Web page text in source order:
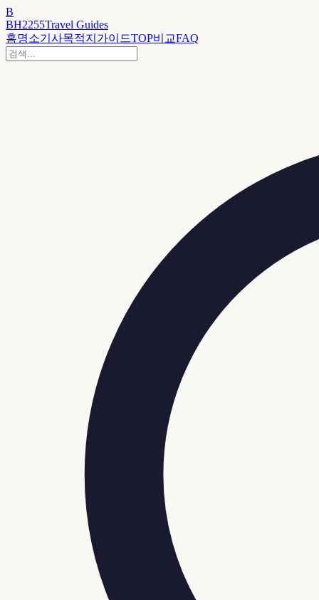
B
BH2255Travel Guides
홈명소기사목적지 가이드TOP비교FAQ